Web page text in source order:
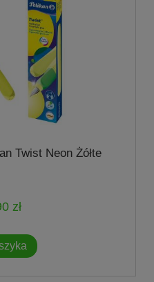
Twist Neon Żółte
zł